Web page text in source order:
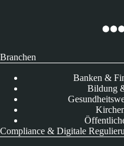
Branchen
Banken &
Bildung
Compliance & Digitale